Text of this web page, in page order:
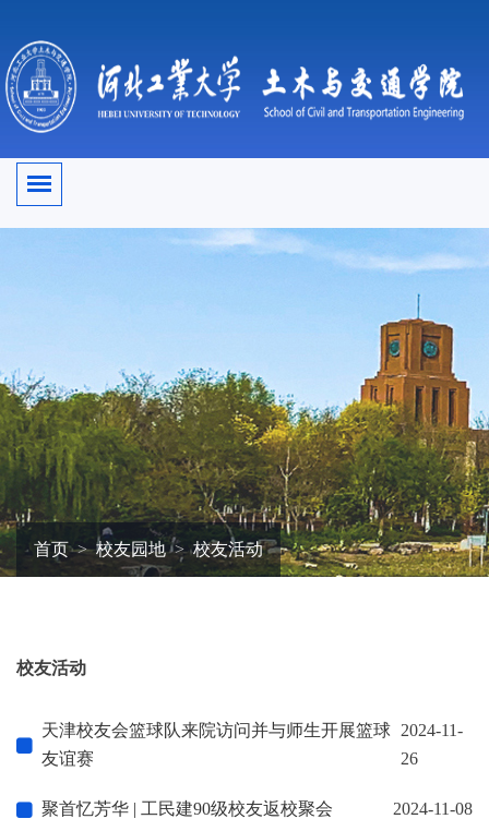
首页 校友园地 校友活动
校友活动
天津校友会篮球队来院访问并与师生开展篮球
友谊赛
2024-11-
26
聚首忆芳华 | 工民建90级校友返校聚会 2024-11-08